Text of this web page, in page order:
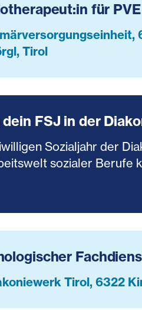
für
Tirol
dein FSJ in der
Sozialjahr der
sozialer Berufe
Tirol, 6322